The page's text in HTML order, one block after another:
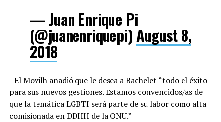
— Juan Enrique Pi
(@juanenriquepi)August 8,
2018
El Movilh añadió que le desea a Bachelet “todo el éxito
para sus nuevos gestiones. Estamos convencidos/as de
que la temática LGBTI será parte de su labor como alta
comisionada en DDHH de la ONU.”